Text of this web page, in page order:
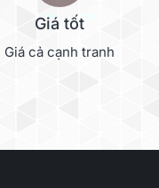
Giá tốt
Giá cả cạnh tranh